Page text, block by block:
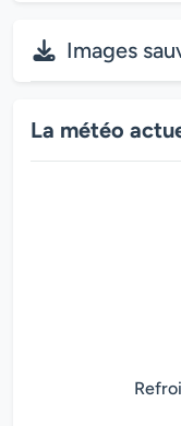
Images
La météo